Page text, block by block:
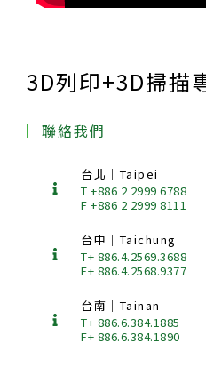
3D列印+3D掃描
聯絡我們
台北｜Taipei
T +886 2 2999 6788
F +886 2 2999 8111
台中｜Taichung
T+ 886.4.2569.3688
F+ 886.4.2568.9377
台南｜Tainan
T+ 886.6.384.1885
F+ 886.6.384.1890